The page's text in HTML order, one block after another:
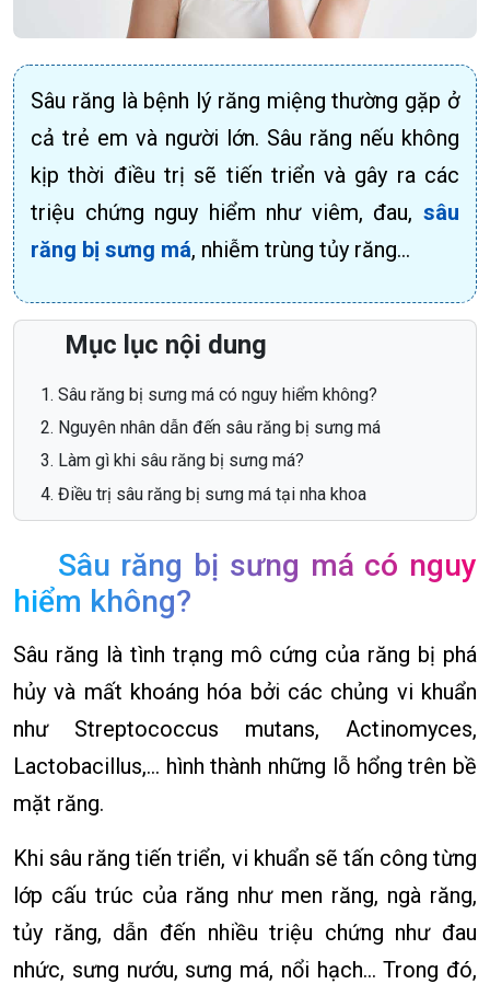
Sâu răng là bệnh lý răng miệng thường gặp ở
cả trẻ em và người lớn. Sâu răng nếu không
kịp thời điều trị sẽ tiến triển và gây ra các
triệu chứng nguy hiểm như viêm, đau, sâu
răng bị sưng má, nhiễm trùng tủy răng…
Mục lục nội dung
Sâu răng bị sưng má có nguy hiểm không?
Nguyên nhân dẫn đến sâu răng bị sưng má
Làm gì khi sâu răng bị sưng má?
Điều trị sâu răng bị sưng má tại nha khoa
Sâu răng bị sưng má có nguy
hiểm không?
Sâu răng là tình trạng mô cứng của răng bị phá
hủy và mất khoáng hóa bởi các chủng vi khuẩn
như Streptococcus mutans, Actinomyces,
Lactobacillus,... hình thành những lỗ hổng trên bề
mặt răng.
Khi sâu răng tiến triển, vi khuẩn sẽ tấn công từng
lớp cấu trúc của răng như men răng, ngà răng,
tủy răng, dẫn đến nhiều triệu chứng như đau
nhức, sưng nướu, sưng má, nổi hạch… Trong đó,